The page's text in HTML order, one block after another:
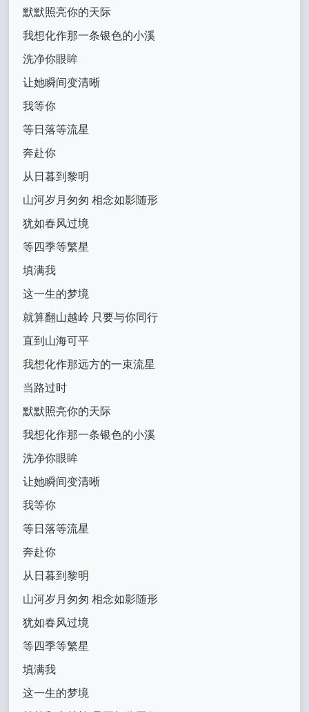
默默照亮你的天际
我想化作那一条银色的小溪
洗净你眼眸
让她瞬间变清晰
我等你
等日落等流星
奔赴你
从日暮到黎明
山河岁月匆匆 相念如影随形
犹如春风过境
等四季等繁星
填满我
这一生的梦境
就算翻山越岭 只要与你同行
直到山海可平
我想化作那远方的一束流星
当路过时
默默照亮你的天际
我想化作那一条银色的小溪
洗净你眼眸
让她瞬间变清晰
我等你
等日落等流星
奔赴你
从日暮到黎明
山河岁月匆匆 相念如影随形
犹如春风过境
等四季等繁星
填满我
这一生的梦境